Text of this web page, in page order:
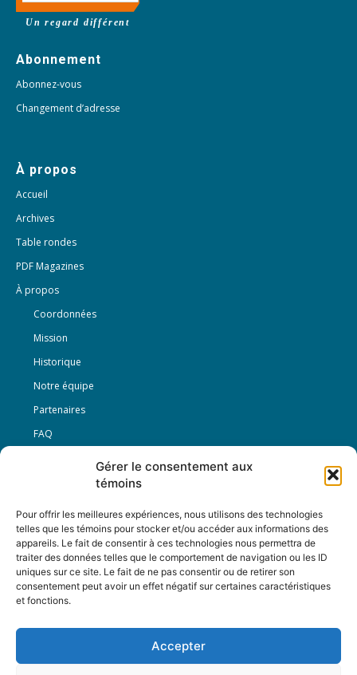
Gérer le consentement aux
témoins
Pour offrir les meilleures expériences, nous utilisons des technologies
telles que les témoins pour stocker et/ou accéder aux informations des
appareils. Le fait de consentir à ces technologies nous permettra de
traiter des données telles que le comportement de navigation ou les ID
uniques sur ce site. Le fait de ne pas consentir ou de retirer son
consentement peut avoir un effet négatif sur certaines caractéristiques
et fonctions.
Accepter
Un regard différent
Abonnement
Abonnez-vous
Changement d’adresse
À propos
Accueil
Archives
Table rondes
PDF Magazines
À propos
Coordonnées
Mission
Historique
Notre équipe
Partenaires
FAQ
Conditions générales
Nous Suivre
Contactez-nous :
12-3894 rue Sainte-Catherine Est,